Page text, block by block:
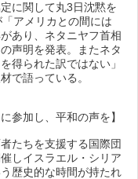
に関して丸3日沈黙を
アメリカとの間には
あり、ネタニヤフ首相
声明を発表。またネタ
得られた訳ではない」
で語っている。
参加し、平和の声を】
たちを支援する国際団
しイスラエル・シリア
歴史的な時間が持たれ